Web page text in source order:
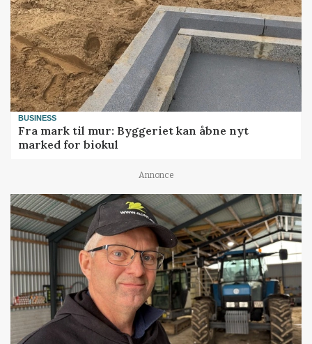
BUSINESS
Fra mark til mur: Byggeriet kan åbne nyt
marked for biokul
Annonce